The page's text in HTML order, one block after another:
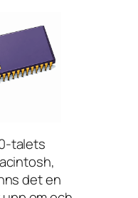
talets
det en